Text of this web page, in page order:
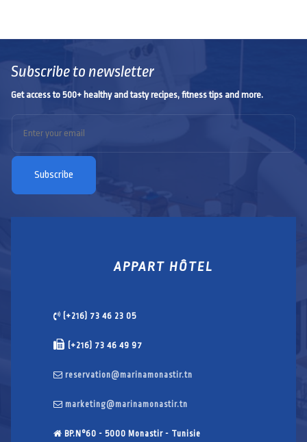
Subscribe to newsletter
Get access to 500+ healthy and tasty recipes, fitness tips and more.
APPART HÔTEL
(+216) 73 46 23 05
(+216) 73 46 49 97
reservation@marinamonastir.tn
marketing@marinamonastir.tn
BP.N°60 - 5000 Monastir - Tunisie